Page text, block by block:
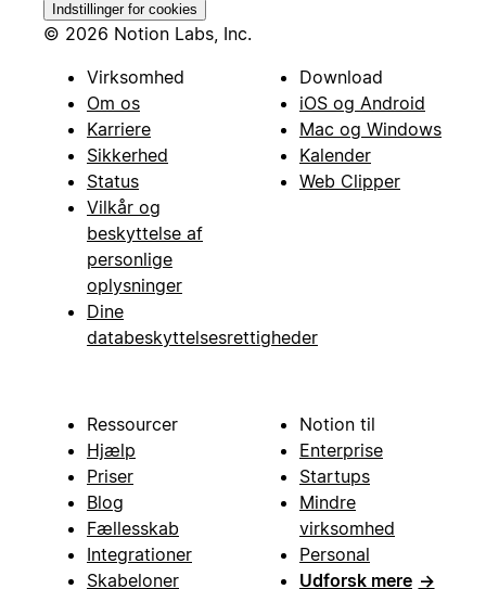
Indstillinger for cookies
© 2026 Notion Labs, Inc.
Virksomhed
Om os
Karriere
Sikkerhed
Status
Vilkår og
beskyttelse af
personlige
oplysninger
Dine
databeskyttelsesrettigheder
Download
iOS og Android
Mac og Windows
Kalender
Web Clipper
Ressourcer
Hjælp
Priser
Blog
Fællesskab
Integrationer
Skabeloner
Notion til
Enterprise
Startups
Mindre
virksomhed
Personal
Udforsk mere →